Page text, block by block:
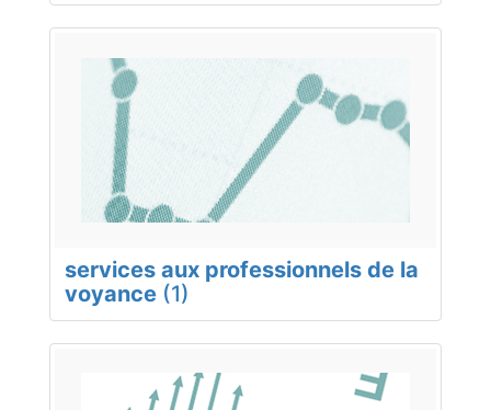
services aux professionnels de la
voyance (1)